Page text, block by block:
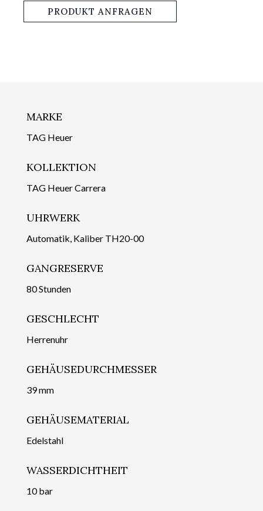
PRODUKT ANFRAGEN
MARKE
TAG Heuer
KOLLEKTION
TAG Heuer Carrera
UHRWERK
Automatik, Kaliber TH20-00
GANGRESERVE
80 Stunden
GESCHLECHT
Herrenuhr
GEHÄUSEDURCHMESSER
39 mm
GEHÄUSEMATERIAL
Edelstahl
WASSERDICHTHEIT
10 bar